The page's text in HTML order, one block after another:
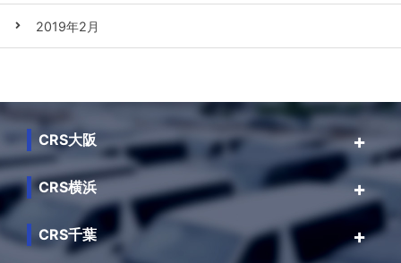
2019年2月
CRS大阪
CRS横浜
CRS千葉